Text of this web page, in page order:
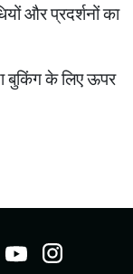
और प्रदर्शनों का
बुकिंग के लिए ऊपर